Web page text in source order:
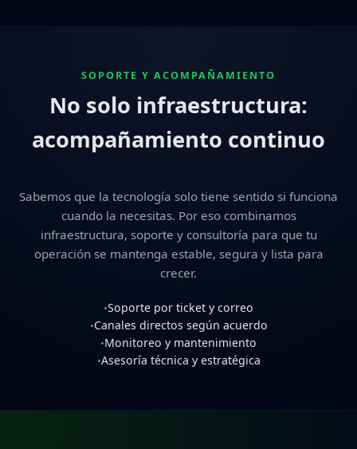
SOPORTE Y ACOMPAÑAMIENTO
No solo infraestructura:
acompañamiento continuo
Sabemos que la tecnología solo tiene sentido si funciona
cuando la necesitas. Por eso combinamos
infraestructura, soporte y consultoría para que tu
operación se mantenga estable, segura y lista para
crecer.
•Soporte por ticket y correo
•Canales directos según acuerdo
•Monitoreo y mantenimiento
•Asesoría técnica y estratégica